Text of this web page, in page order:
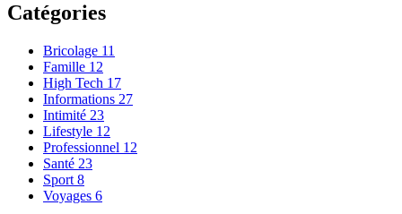
Catégories
Bricolage 11
Famille 12
High Tech 17
Informations 27
Intimité 23
Lifestyle 12
Professionnel 12
Santé 23
Sport 8
Voyages 6